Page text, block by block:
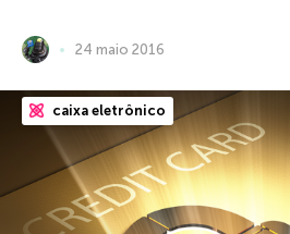
24 maio 2016
caixa eletrônico